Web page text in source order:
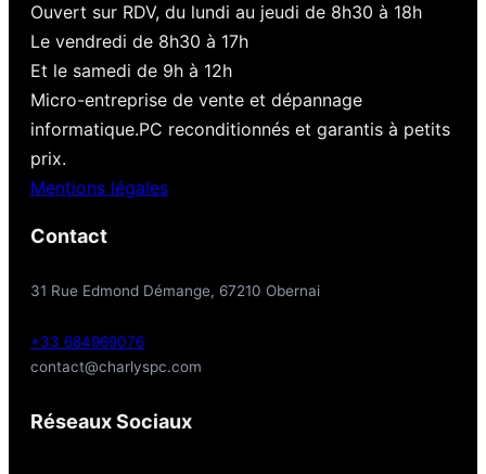
Ouvert sur RDV, du lundi au jeudi de 8h30 à 18h
Le vendredi de 8h30 à 17h
Et le samedi de 9h à 12h
Micro-entreprise de vente et dépannage
informatique.PC reconditionnés et garantis à petits
prix.
Mentions légales
Contact
31 Rue Edmond Démange, 67210 Obernai
+33 684969076
contact@charlyspc.com
Réseaux Sociaux